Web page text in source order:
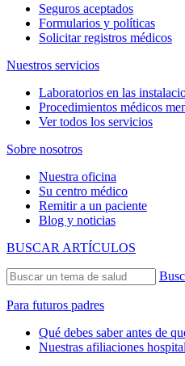
Seguros aceptados
Formularios y políticas
Solicitar registros médicos
Nuestros servicios
Laboratorios en las
Procedimientos médicos
Ver todos los servicios
Sobre nosotros
Nuestra oficina
Su centro médico
Remitir a un paciente
Blog y noticias
BUSCAR ARTÍCULOS
Para futuros padres
Qué debes saber antes de
Nuestras afiliaciones